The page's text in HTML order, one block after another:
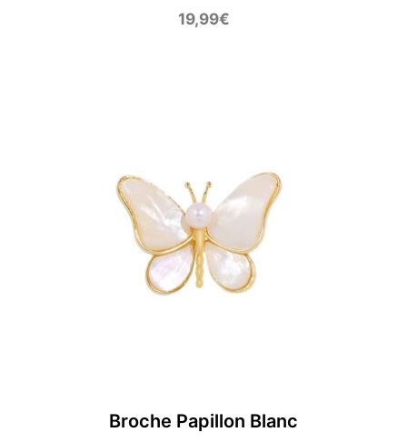
19,99€
Broche Papillon Blanc